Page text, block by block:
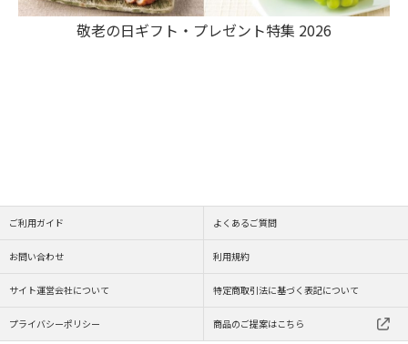
敬老の日ギフト・プレゼント特集 2026
ご利用ガイド よくあるご質問
お問い合わせ 利用規約
サイト運営会社について 特定商取引法に基づく表記について
プライバシーポリシー 商品のご提案はこちら